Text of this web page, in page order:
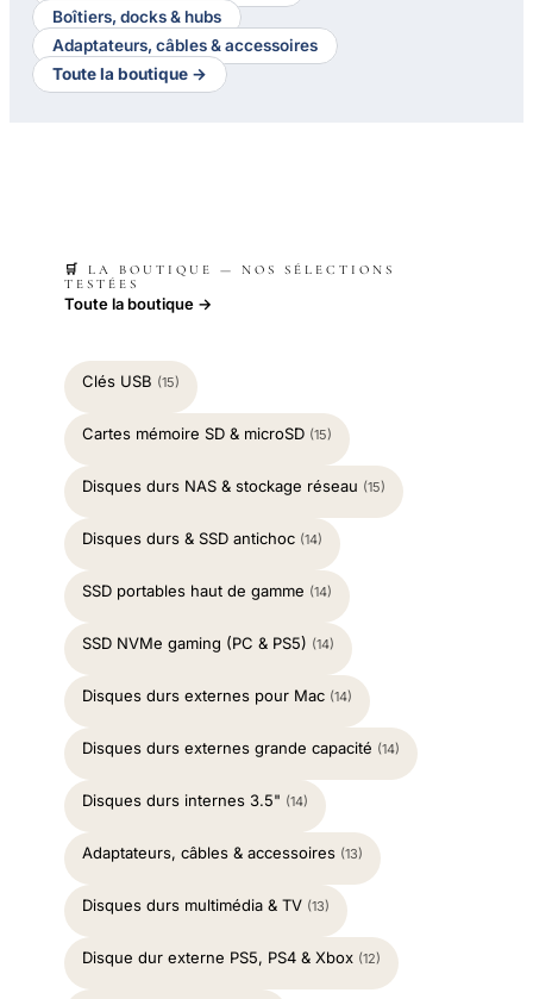
Boîtiers, docks & hubs
Adaptateurs, câbles & accessoires
Toute la boutique →
🛒 LA BOUTIQUE — NOS SÉLECTIONS
TESTÉES
Toute la boutique →
Clés USB (15)
Cartes mémoire SD & microSD (15)
Disques durs NAS & stockage réseau (15)
Disques durs & SSD antichoc (14)
SSD portables haut de gamme (14)
SSD NVMe gaming (PC & PS5) (14)
Disques durs externes pour Mac (14)
Disques durs externes grande capacité (14)
Disques durs internes 3.5" (14)
Adaptateurs, câbles & accessoires (13)
Disques durs multimédia & TV (13)
Disque dur externe PS5, PS4 & Xbox (12)